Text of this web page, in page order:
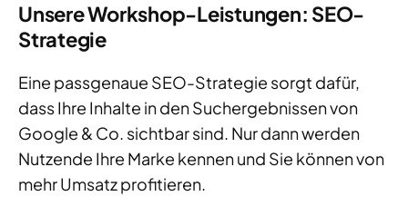
Unsere Workshop-Leistungen: SEO-
Strategie
Eine passgenaue SEO-Strategie sorgt dafür,
dass Ihre Inhalte in den Suchergebnissen von
Google & Co. sichtbar sind. Nur dann werden
Nutzende Ihre Marke kennen und Sie können von
mehr Umsatz profitieren.